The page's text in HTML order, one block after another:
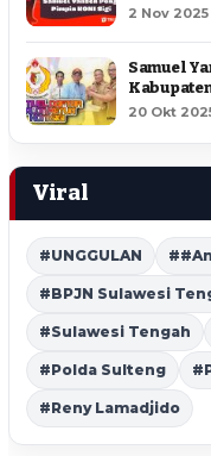
2 Nov 2025
Samuel
20 Okt
Viral
#UNGGULAN
#BPJN Sulawesi
#Sulawesi Tengah
#Polda Sulteng
#Reny Lamadjido